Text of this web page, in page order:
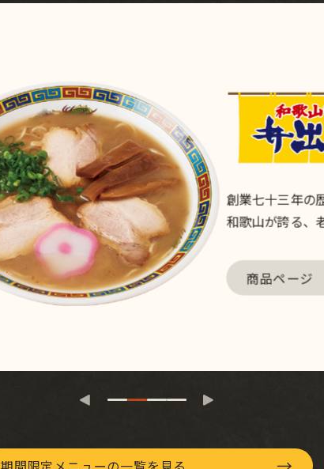
夏の定番、涼やかに味わう
商品ページ →